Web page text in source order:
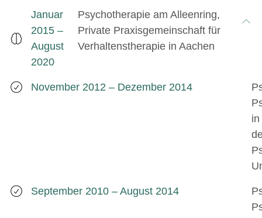
Januar
2015 –
August
2020
Psychotherapie am Alleenring,
Private Praxisgemeinschaft für
Verhaltenstherapie in Aachen
November 2012 – Dezember 2014
September 2010 – August 2014